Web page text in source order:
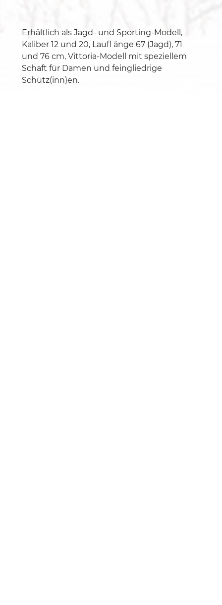
Erhältlich als Jagd- und Sporting-Modell,
Kaliber 12 und 20, Laufl änge 67 (Jagd), 71
und 76 cm, Vittoria-Modell mit speziellem
Schaft für Damen und feingliedrige
Schütz(inn)en.